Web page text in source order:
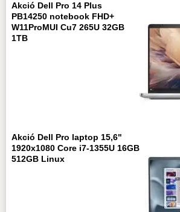
Akció Dell Pro 14 Plus
PB14250 notebook FHD+
W11ProMUI Cu7 265U 32GB
1TB
Akció Dell Pro laptop 15,6"
1920x1080 Core i7-1355U 16GB
512GB Linux